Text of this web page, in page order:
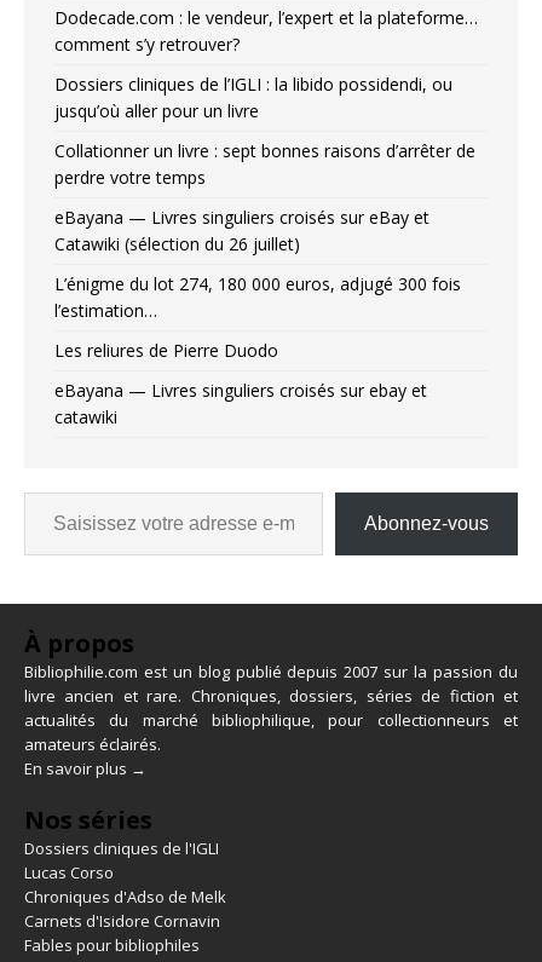
Dodecade.com : le vendeur, l’expert et la plateforme…
comment s’y retrouver?
Dossiers cliniques de l’IGLI : la libido possidendi, ou
jusqu’où aller pour un livre
Collationner un livre : sept bonnes raisons d’arrêter de
perdre votre temps
eBayana — Livres singuliers croisés sur eBay et
Catawiki (sélection du 26 juillet)
L’énigme du lot 274, 180 000 euros, adjugé 300 fois
l’estimation…
Les reliures de Pierre Duodo
eBayana — Livres singuliers croisés sur ebay et
catawiki
Abonnez-vous
À propos
Bibliophilie.com est un blog publié depuis 2007 sur la passion du
livre ancien et rare. Chroniques, dossiers, séries de fiction et
actualités du marché bibliophilique, pour collectionneurs et
amateurs éclairés.
En savoir plus →
Nos séries
Dossiers cliniques de l'IGLI
Lucas Corso
Chroniques d'Adso de Melk
Carnets d'Isidore Cornavin
Fables pour bibliophiles